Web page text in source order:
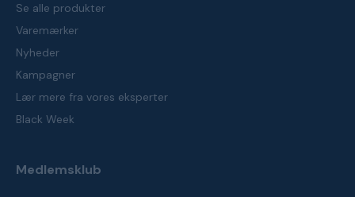
Se alle produkter
Varemærker
Nyheder
Kampagner
Lær mere fra vores eksperter
Black Week
Medlemsklub